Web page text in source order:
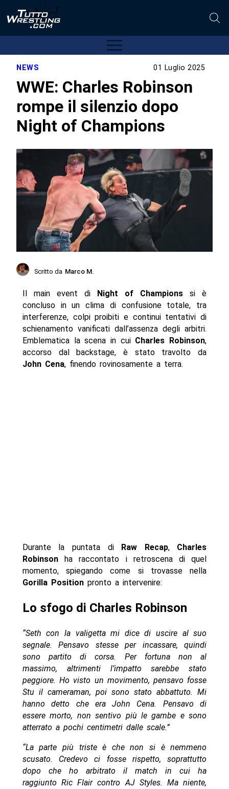
NEWS 01 Luglio 2025
WWE: Charles Robinson
rompe il silenzio dopo
Night of Champions
Scritto da Marco M.
Il main event di Night of Champions si è
concluso in un clima di confusione totale, tra
interferenze, colpi proibiti e continui tentativi di
schienamento vanificati dall’assenza degli arbitri.
Emblematica la scena in cui Charles Robinson,
accorso dal backstage, è stato travolto da
John Cena, finendo rovinosamente a terra.
Durante la puntata di Raw Recap, Charles
Robinsonha raccontato i retroscena di quel
momento, spiegando come si trovasse nella
Gorilla Positionpronto a intervenire:
Lo sfogo di Charles Robinson
“Seth con la valigetta mi dice di uscire al suo
segnale. Pensavo stesse per incassare, quindi
sono partito di corsa. Per fortuna non al
massimo, altrimenti l’impatto sarebbe stato
peggiore. Ho visto un movimento, pensavo fosse
Stu il cameraman, poi sono stato abbattuto. Mi
hanno detto che era John Cena. Pensavo di
essere morto, non sentivo più le gambe e sono
atterrato a pochi centimetri dalle scale.”
“La parte più triste è che non si è nemmeno
scusato. Credevo ci fosse rispetto, soprattutto
dopo che ho arbitrato il match in cui ha
raggiunto Ric Flair contro AJ Styles. Ma niente,